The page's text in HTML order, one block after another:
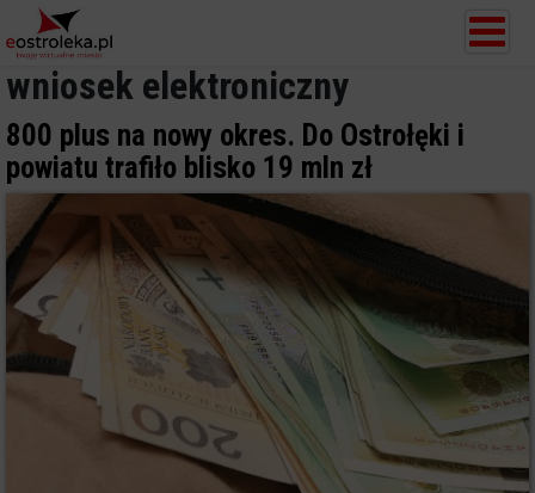
wniosek elektroniczny
800 plus na nowy okres. Do Ostrołęki i
powiatu trafiło blisko 19 mln zł